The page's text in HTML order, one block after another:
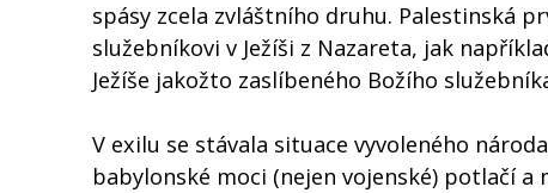
spásy zcela zvláštního druhu. Palestinská
služebníkovi v Ježíši z Nazareta, jak
Ježíše jakožto zaslíbeného Božího
V exilu se stávala situace vyvoleného
babylonské moci (nejen vojenské) potlačí